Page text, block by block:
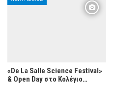
«De La Salle Science Festival»
& Open Day στο Κολέγιο…